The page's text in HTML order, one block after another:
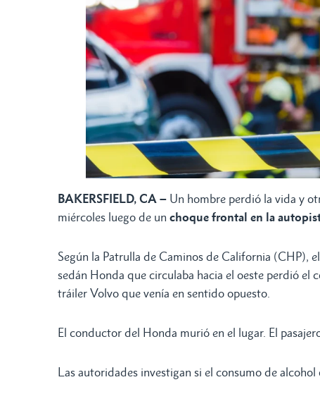
BAKERSFIELD, CA – Un hombre perdió la vida y
miércoles luego de un choque frontal en la
Según la Patrulla de Caminos de California (CHP),
sedán Honda que circulaba hacia el oeste perdió
tráiler Volvo que venía en sentido opuesto.
El conductor del Honda murió en el lugar. El
Las autoridades investigan si el consumo de